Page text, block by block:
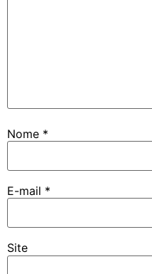
Nome *
E-mail *
Site